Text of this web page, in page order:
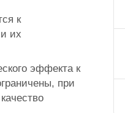
к
их
эффекта к
при